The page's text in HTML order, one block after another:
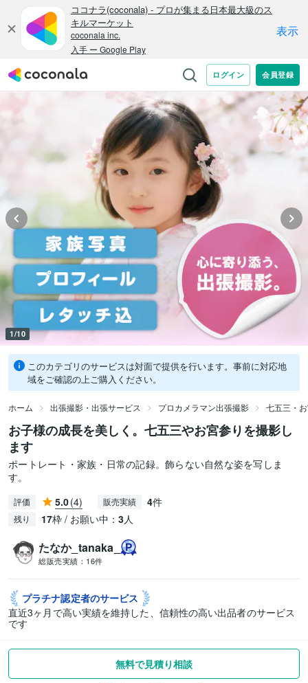
1/10
このカテゴリのサービスは対面で提供を行います。事前に対応地
域をご確認の上ご購入ください。
ホーム 出張撮影・出張サービス プロカメラマン出張撮影 七五三・
お子様の成長を美しく。七五三やお宮参りを撮影し
ます
ポートレート・家族・日常の記録。飾らない自然な姿を写しま
す。
評価 5.0(4) 販売実績 4件
残り 17枠 / お願い中： 3人
たなか_tanaka_
総販売実績： 16件
プラチナ認定者のサービス
直近3ヶ月で高い実績を維持した、信頼性の高い出品者のサービス
です
無料で見積り相談